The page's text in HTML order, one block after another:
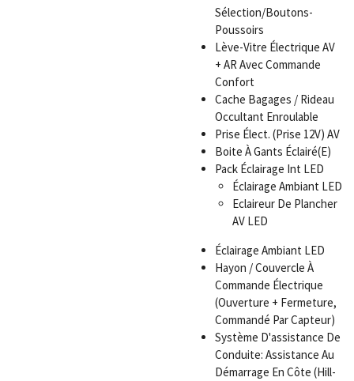
Sélection/Boutons-
Poussoirs
Lève-Vitre Électrique AV
+ AR Avec Commande
Confort
Cache Bagages / Rideau
Occultant Enroulable
Prise Élect. (Prise 12V) AV
Boite À Gants Éclairé(E)
Pack Éclairage Int LED
Éclairage Ambiant LED
Eclaireur De Plancher
AV LED
Éclairage Ambiant LED
Hayon / Couvercle À
Commande Électrique
(Ouverture + Fermeture,
Commandé Par Capteur)
Système D'assistance De
Conduite: Assistance Au
Démarrage En Côte (Hill-